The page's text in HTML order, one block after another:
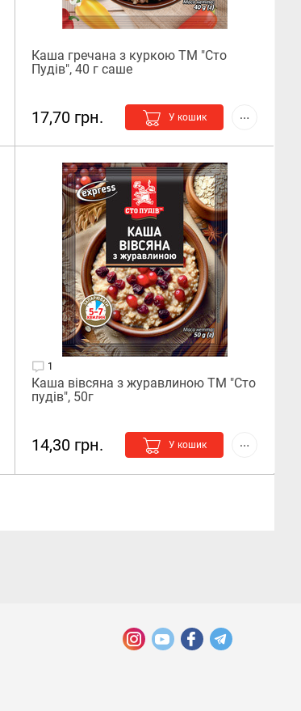
Каша гречана з куркою ТМ "Сто
Пудів", 40 г саше
17,70 грн. У кошик
Каша вівсяна з журавлиною ТМ "Сто
пудів", 50г
1
14,30 грн. У кошик